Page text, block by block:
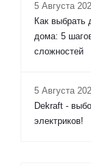
5 Августа
Как выбрать
дома: 5
сложностей
5 Августа
Dekraft -
электриков!